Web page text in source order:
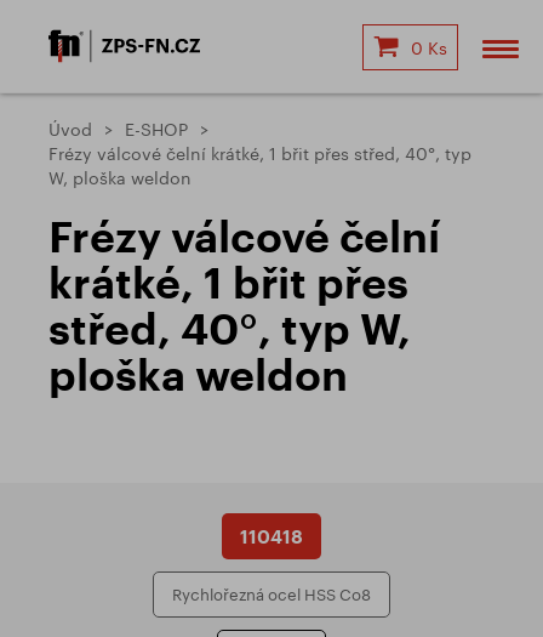
0 Ks
Úvod
E-SHOP
Frézy válcové čelní krátké, 1 břit přes střed, 40°, typ
W, ploška weldon
Frézy válcové čelní
krátké, 1 břit přes
střed, 40°, typ W,
ploška weldon
110418
Rychlořezná ocel HSS Co8